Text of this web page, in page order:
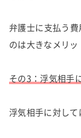
弁護士に支払う
のは大きなメリッ
その3：浮気相手
浮気相手に対して